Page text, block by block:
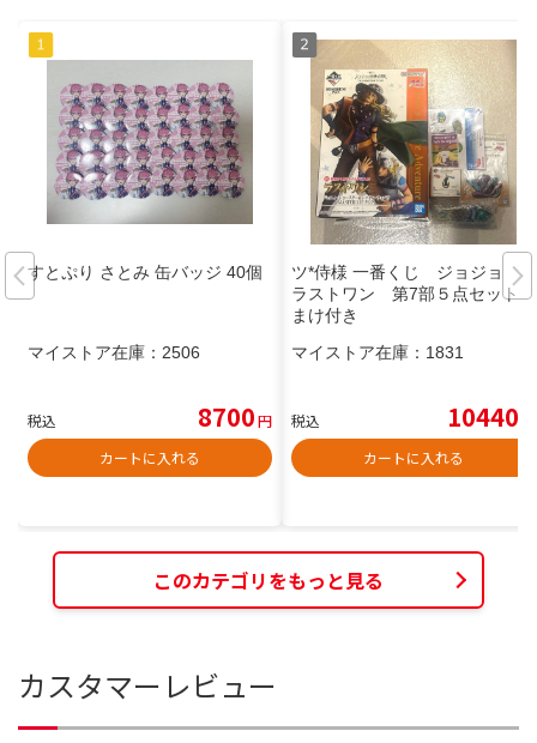
すとぷり さとみ 缶バッジ 40個
マイストア在庫： 2506
税込 8700円
カートに入れる
ツ*侍様 一番くじ ジョジョ
ラストワン 第7部５点セットお
まけ付き
マイストア在庫： 1831
税込 10440
カートに入れる
このカテゴリをもっと見る
カスタマーレビュー